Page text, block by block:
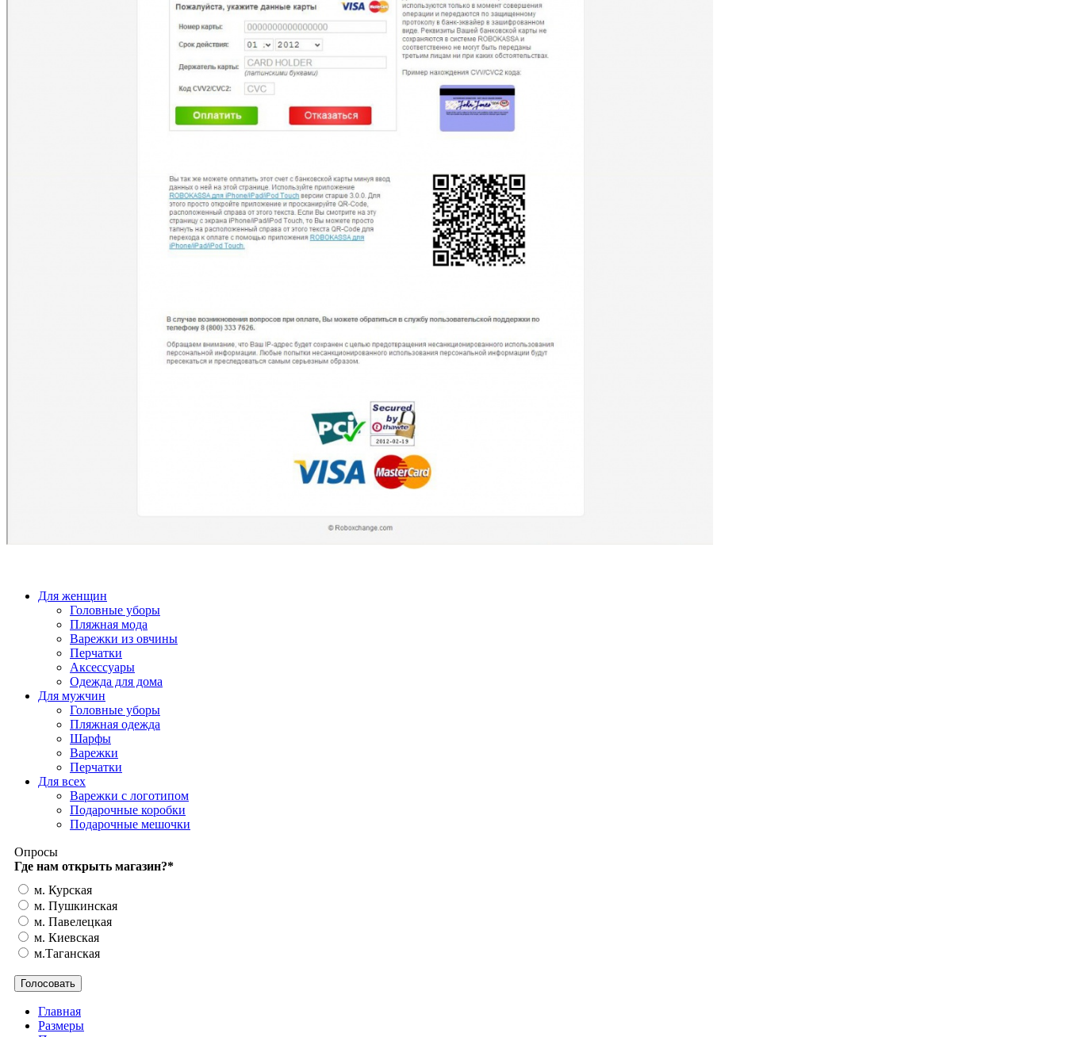
Для женщин
Головные уборы
Пляжная мода
Варежки из овчины
Перчатки
Аксессуары
Одежда для дома
Для мужчин
Головные уборы
Пляжная одежда
Шарфы
Варежки
Перчатки
Для всех
Варежки с логотипом
Подарочные коробки
Подарочные мешочки
Опросы
Где нам открыть магазин?*
м. Курская
м. Пушкинская
м. Павелецкая
м. Киевская
м.Таганская
Главная
Размеры